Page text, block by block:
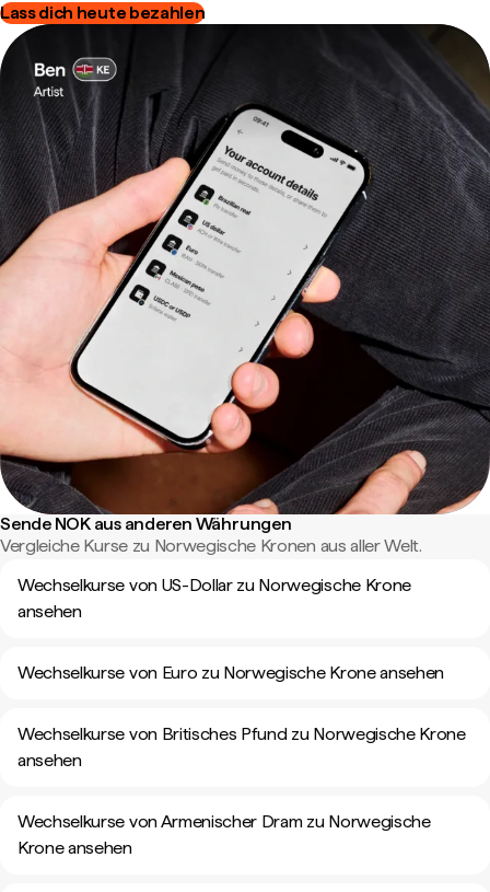
Lass dich heute bezahlen
Sende NOK aus anderen Währungen
Vergleiche Kurse zu Norwegische Kronen aus aller Welt.
Wechselkurse von US-Dollar zu Norwegische Krone
ansehen
Wechselkurse von Euro zu Norwegische Krone ansehen
Wechselkurse von Britisches Pfund zu Norwegische Krone
ansehen
Wechselkurse von Armenischer Dram zu Norwegische
Krone ansehen